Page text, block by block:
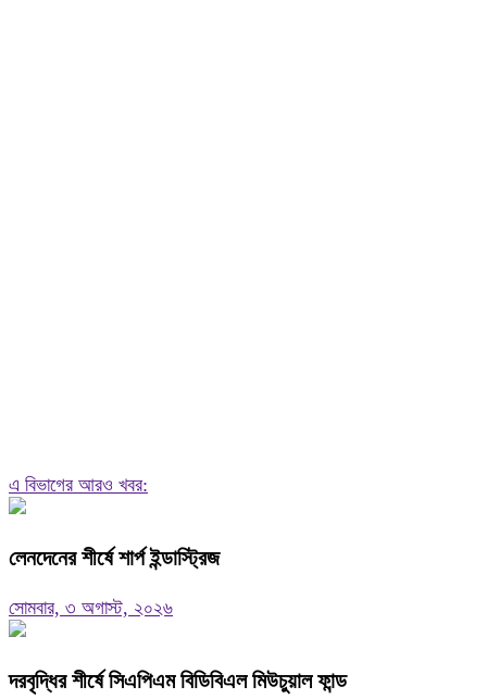
এ বিভাগের আরও খবর:
লেনদেনের শীর্ষে শার্প ইন্ডাস্ট্রিজ
সোমবার, ৩ অগাস্ট, ২০২৬
দরবৃদ্ধির শীর্ষে সিএপিএম বিডিবিএল মিউচুয়াল ফান্ড